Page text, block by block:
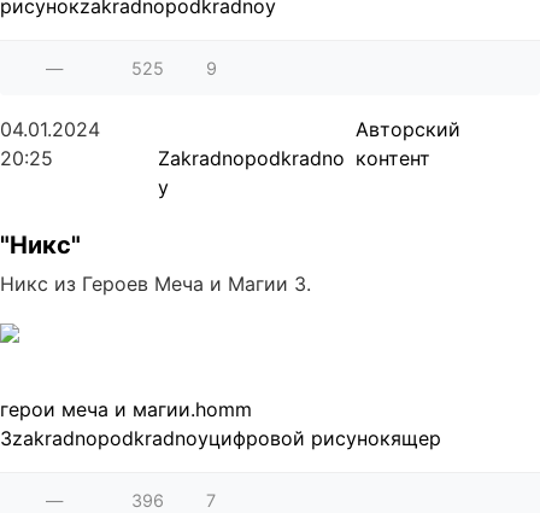
рисунокzakradnopodkradnoy
— 525 9
04.01.2024
20:25
Zakradnopodkradno
y
Авторский
контент
"Никс"
Никс из Героев Меча и Магии 3.
герои меча и магии.homm
3zakradnopodkradnoyцифровой рисунокящер
— 396 7